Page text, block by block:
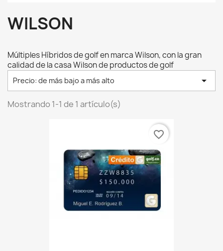
WILSON
Múltiples Híbridos de golf en marca Wilson, con la gran
calidad de la casa Wilson de productos de golf
Precio: de más bajo a más alto 
Mostrando 1-1 de 1 artículo(s)
favorite_border